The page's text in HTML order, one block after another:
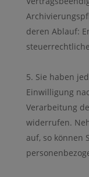
deren Ablauf:
Sie haben
Einwilligung
Verarbeitung
widerrufen.
auf, so können